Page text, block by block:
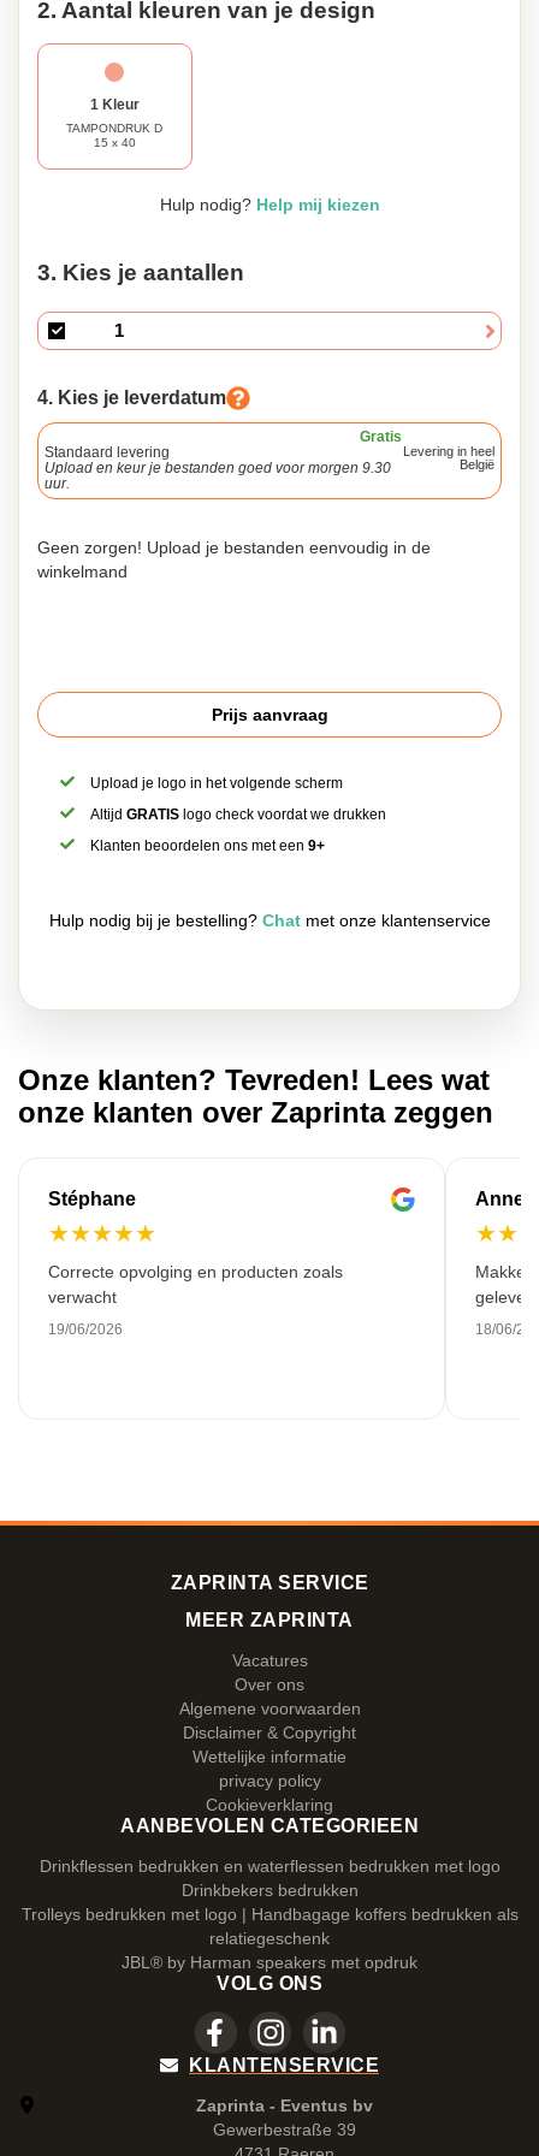
2. Aantal kleuren van je design
1 Kleur
TAMPONDRUK D
15 x 40
Hulp nodig? Help mij kiezen
3. Kies je aantallen
4. Kies je leverdatum
Gratis
Standaard levering
Upload en keur je bestanden goed voor morgen 9.30
uur.
Levering in heel
België
Geen zorgen! Upload je bestanden eenvoudig in de
winkelmand
Prijs aanvraag
Upload je logo in het volgende scherm
AltijdGRATIS logo check voordat we drukken
Klanten beoordelen ons met een9+
Hulp nodig bij je bestelling? Chatmet onze klantenservice
Onze klanten? Tevreden! Lees wat
onze klanten over Zaprinta zeggen
Stéphane
★★★★★
Correcte opvolging en producten zoals
verwacht
19/06/2026
Anne-
★★
18/06/
ZAPRINTA SERVICE
MEER ZAPRINTA
Vacatures
Over ons
Algemene voorwaarden
Disclaimer & Copyright
Wettelijke informatie
privacy policy
Cookieverklaring
AANBEVOLEN CATEGORIEEN
Drinkflessen bedrukken en waterflessen bedrukken met logo
Drinkbekers bedrukken
Trolleys bedrukken met logo | Handbagage koffers bedrukken als
relatiegeschenk
JBL® by Harman speakers met opdruk
VOLG ONS
KLANTENSERVICE
Zaprinta - Eventus bv
Gewerbestraße 39